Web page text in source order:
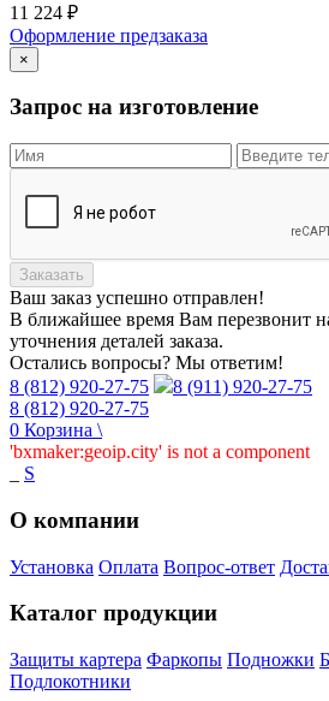
11 224 ₽
Оформление предзаказа
×
Запрос на изготовление
Заказать
Ваш заказ успешно отправлен!
В ближайшее время Вам перезвонит
уточнения деталей заказа.
Остались вопросы? Мы ответим!
8 (812) 920-27-75
8 (911) 920-27-75
8 (812) 920-27-75
0 Корзина \
'bxmaker:geoip.city' is not a component
S
О компании
Установка Оплата Вопрос-ответ
Каталог продукции
Защиты картера Фаркопы Подножки
Подлокотники